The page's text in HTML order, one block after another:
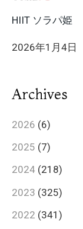
HIIT ソラパ姫
2026年1月4日
Archives
2026 (6)
2025 (7)
2024 (218)
2023 (325)
2022 (341)